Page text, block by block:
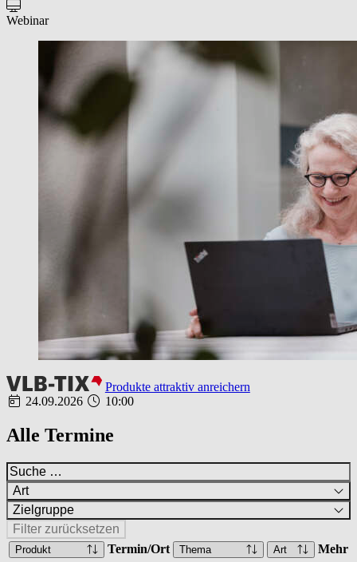
Webinar
Produkte attraktiv anreichern
24.09.2026
10:00
Alle Termine
Art
Zielgruppe
Filter zurücksetzen
Produkt Termin/Ort Thema Art Mehr